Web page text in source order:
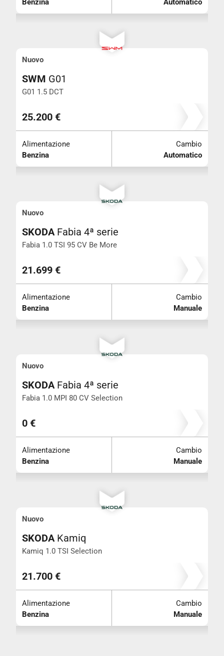
Benzina Automatico
Nuovo
SWM G01
G01 1.5 DCT
25.200 €
Alimentazione
Benzina
Cambio
Automatico
Nuovo
SKODA Fabia 4ª serie
Fabia 1.0 TSI 95 CV Be More
21.699 €
Alimentazione
Benzina
Cambio
Manuale
Nuovo
SKODA Fabia 4ª serie
Fabia 1.0 MPI 80 CV Selection
0 €
Alimentazione
Benzina
Cambio
Manuale
Nuovo
SKODA Kamiq
Kamiq 1.0 TSI Selection
21.700 €
Alimentazione
Benzina
Cambio
Manuale